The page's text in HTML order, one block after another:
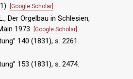
[Google Scholar]
Der Orgelbau in Schlesien,
1973. [Google Scholar]
140 (1831), s. 2261.
153 (1831), s. 2474.